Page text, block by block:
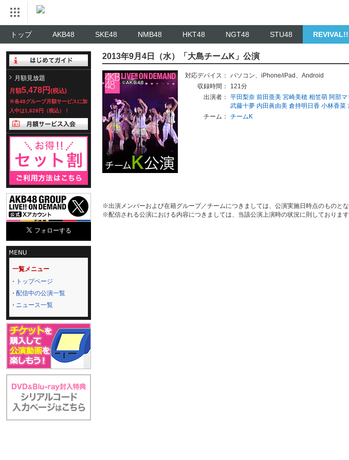
トップ AKB48 SKE48 NMB48 HKT48 NGT48 STU48
月額見放題
月額5,478円 (税込)
※各48グループ月額サービスに加
入中は1,628円（税込）！
一覧メニュー
トップページ
配信中の公演一覧
ニュース一覧
2013年9月4日（水）「大島チームK」公演
対応デバイス： パソコン、 iPhone/iPad 、 Android
収録時間：
121分
出演者：
平田梨奈 前田亜美 宮崎美穂 相笠萌 阿部マ
武藤十夢 内田眞由美 倉持明日香 小林香菜
チーム：
チームK
※出演メンバーおよび在籍グループ／チームにつきましては、公演実施日時点のものとな
※配信される公演における内容につきましては、当該公演上演時の状況に則しておりま